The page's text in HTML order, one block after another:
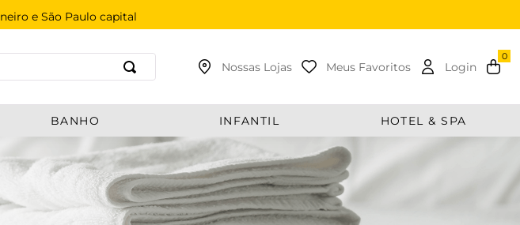
em toda compra
Buscar
Nossas Lojas Meus Favoritos Login
BANHO INFANTIL HOTEL & SPA